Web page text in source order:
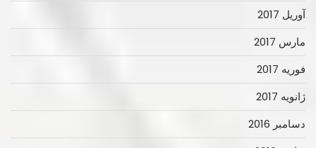
آوریل 2017
مارس 2017
فوریه 2017
ژانویه 2017
دسامبر 2016